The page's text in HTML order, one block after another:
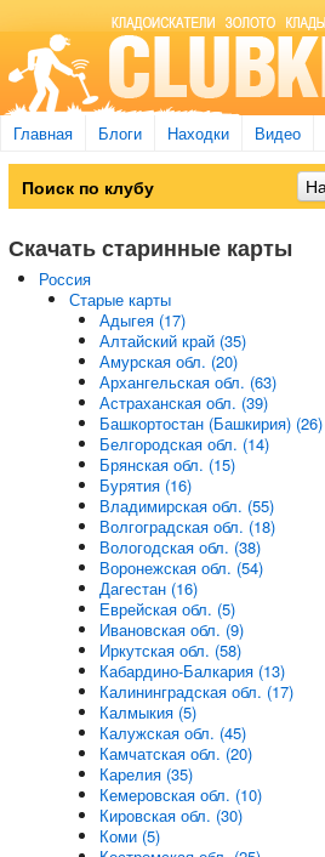
Главная Блоги Находки Видео
Скачать старинные карты
Россия
Старые карты
Адыгея (17)
Алтайский край (35)
Амурская обл. (20)
Архангельская обл. (63)
Астраханская обл. (39)
Башкортостан (Башкирия) (26)
Белгородская обл. (14)
Брянская обл. (15)
Бурятия (16)
Владимирская обл. (55)
Волгоградская обл. (18)
Вологодская обл. (38)
Воронежская обл. (54)
Дагестан (16)
Еврейская обл. (5)
Ивановская обл. (9)
Иркутская обл. (58)
Кабардино-Балкария (13)
Калининградская обл. (17)
Калмыкия (5)
Калужская обл. (45)
Камчатская обл. (20)
Карелия (35)
Кемеровская обл. (10)
Кировская обл. (30)
Коми (5)